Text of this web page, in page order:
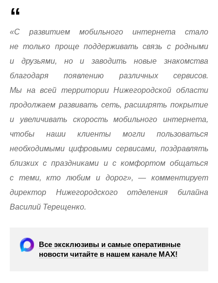
«С развитием мобильного интернета стало
не только проще поддерживать связь с родными
и друзьями, но и заводить новые знакомства
благодаря появлению различных сервисов.
Мы на всей территории Нижегородской области
продолжаем развивать сеть, расширять покрытие
и увеличивать скорость мобильного интернета,
чтобы наши клиенты могли пользоваться
необходимыми цифровыми сервисами, поздравлять
близких с праздниками и с комфортом общаться
с теми, кто любим и дорог», — комментирует
директор Нижегородского отделения билайна
Василий Терещенко.
Все эксклюзивы и самые оперативные
новости читайте в нашем канале МАХ!